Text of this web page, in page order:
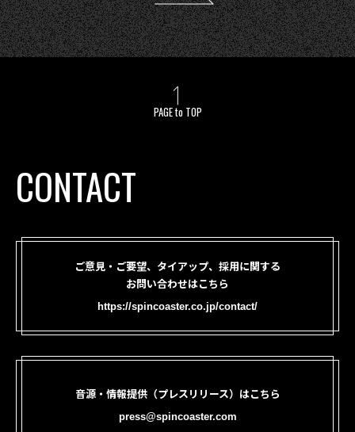
PAGE to TOP
CONTACT
ご意見・ご要望、タイアップ、採用に関する
お問い合わせはこちら
https://spincoaster.co.jp/contact/
音源・情報提供（プレスリリース）はこちら
press@spincoaster.com